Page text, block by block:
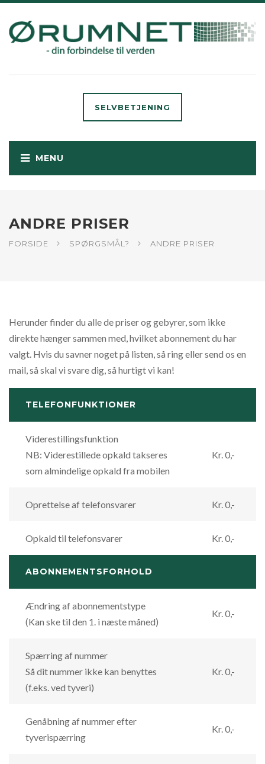
SELVBETJENING
ANDRE PRISER
FORSIDE SPØRGSMÅL? ANDRE PRISER
Herunder finder du alle de priser og gebyrer, som ikke
direkte hænger sammen med, hvilket abonnement du har
valgt. Hvis du savner noget på listen, så ring eller send os en
mail, så skal vi svare dig, så hurtigt vi kan!
TELEFONFUNKTIONER
Viderestillingsfunktion
NB: Viderestillede opkald takseres
som almindelige opkald fra mobilen
Kr. 0,-
Oprettelse af telefonsvarer Kr. 0,-
Opkald til telefonsvarer Kr. 0,-
ABONNEMENTSFORHOLD
Ændring af abonnementstype
(Kan ske til den 1. i næste måned)
Kr. 0,-
Spærring af nummer
Så dit nummer ikke kan benyttes
(f.eks. ved tyveri)
Kr. 0,-
Genåbning af nummer efter
tyverispærring
Kr. 0,-